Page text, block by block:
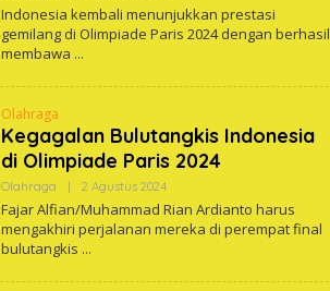
Indonesia kembali menunjukkan prestasi
gemilang di Olimpiade Paris 2024 dengan berhasil
membawa
Olahraga
Kegagalan Bulutangkis Indonesia
di Olimpiade Paris 2024
Olahraga | 2 Agustus 2024Oleh
Fajar Alfian/Muhammad Rian Ardianto harus
mengakhiri perjalanan mereka di perempat final
bulutangkis